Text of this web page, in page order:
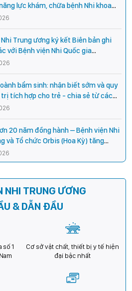
lực khám, chữa bệnh Nhi khoa
y tế tại các tỉnh miền núi phía Bắc
Trung ương ký kết Biên bản ghi
với Bệnh viện Nhi Quốc gia
bẩm sinh: nhận biết sớm và quy
tích hợp cho trẻ - chia sẻ từ các
hàng đầu của Bệnh Viện Nhi Trung
20 năm đồng hành – Bệnh viện Nhi
và Tổ chức Orbis (Hoa Kỳ) tăng
tác, mở rộng cơ hội bảo vệ thị lực
Việt Nam
NHI TRUNG ƯƠNG
& DẪN ĐẦU
số 1
Cơ sở vật chất, thiết bị y tế hiện
đại bậc nhất